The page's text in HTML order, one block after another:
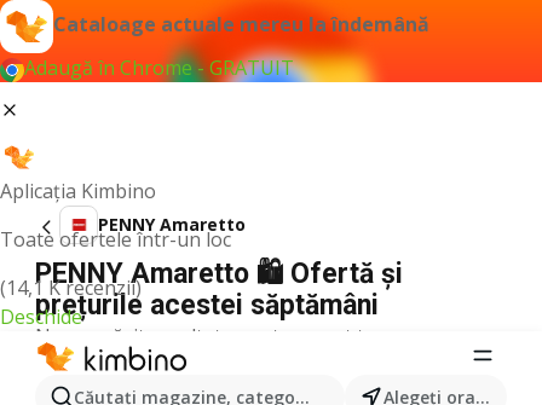
Cataloage actuale mereu la îndemână
Adaugă în Chrome - GRATUIT
Aplicația Kimbino
Toate ofertele într-un loc
(14,1 K recenzii)
Deschide
Căutaţi magazine, categorii, produse... Alegeţi oraşul
PENNY Amaretto
PENNY Amaretto 🛍️ Ofertă și
prețurile acestei săptămâni
Nu am găsit rezultate pentru acest termen.
Alte produse în magazine PENNY